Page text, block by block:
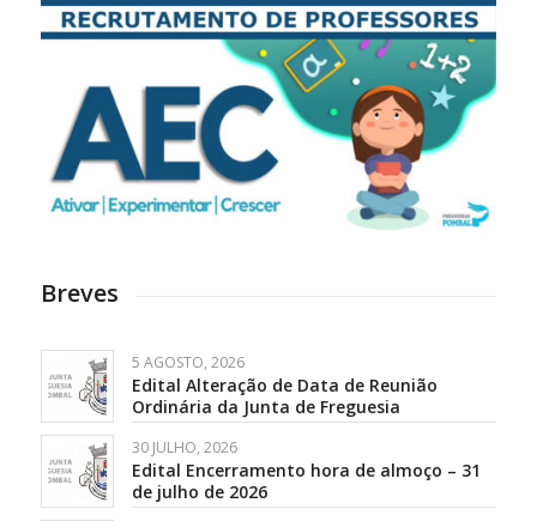
Breves
5 AGOSTO, 2026
Edital Alteração de Data de Reunião
Ordinária da Junta de Freguesia
30 JULHO, 2026
Edital Encerramento hora de almoço – 31
de julho de 2026